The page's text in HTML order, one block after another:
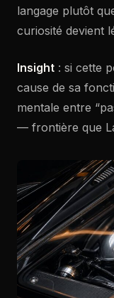
langage plutôt
curiosité devient
Insight : si cette
cause de sa
mentale entre
— frontière que